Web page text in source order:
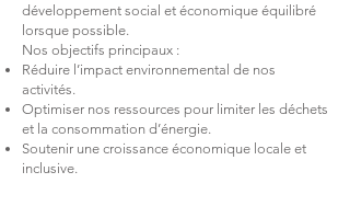
développement social et économique équilibré
lorsque possible.
Nos objectifs principaux :
Réduire l’impact environnemental de nos
activités.
Optimiser nos ressources pour limiter les déchets
et la consommation d’énergie.
Soutenir une croissance économique locale et
inclusive.